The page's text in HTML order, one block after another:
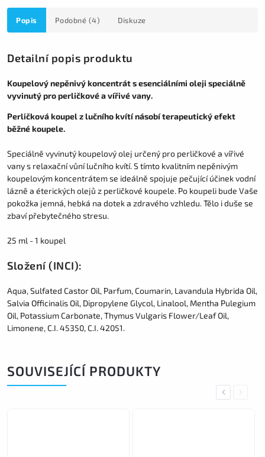
Popis Podobné (4) Diskuze
Detailní popis produktu
Koupelový nepěnivý koncentrát s esenciálními oleji speciálně
vyvinutý pro perličkové a vířivé vany.
Perličková koupel z lučního kvítí násobí terapeutický efekt
běžné koupele.
Speciálně vyvinutý koupelový olej určený pro perličkové a vířivé
vany s relaxační vůní lučního kvítí. S tímto kvalitním nepěnivým
koupelovým koncentrátem se ideálně spojuje pečující účinek vodní
lázně a éterických olejů z perličkové koupele. Po koupeli bude Vaše
pokožka jemná, hebká na dotek a zdravého vzhledu. Tělo i duše se
zbaví přebytečného stresu.
25 ml - 1 koupel
Složení (INCI):
Aqua, Sulfated Castor Oil, Parfum, Coumarin, Lavandula Hybrida Oil,
Salvia Officinalis Oil, Dipropylene Glycol, Linalool, Mentha Pulegium
Oil, Potassium Carbonate, Thymus Vulgaris Flower/Leaf Oil,
Limonene, C.I. 45350, C.I. 42051.
SOUVISEJÍCÍ PRODUKTY
Previous
Next